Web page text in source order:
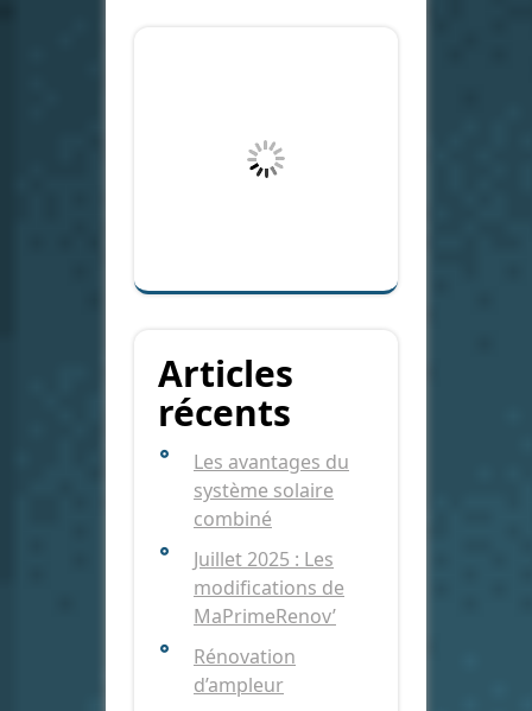
Articles
récents
Les avantages du
système solaire
combiné
Juillet 2025 : Les
modifications de
MaPrimeRenov’
Rénovation
d’ampleur